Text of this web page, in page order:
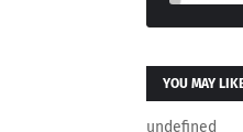
YOU MAY
undefined